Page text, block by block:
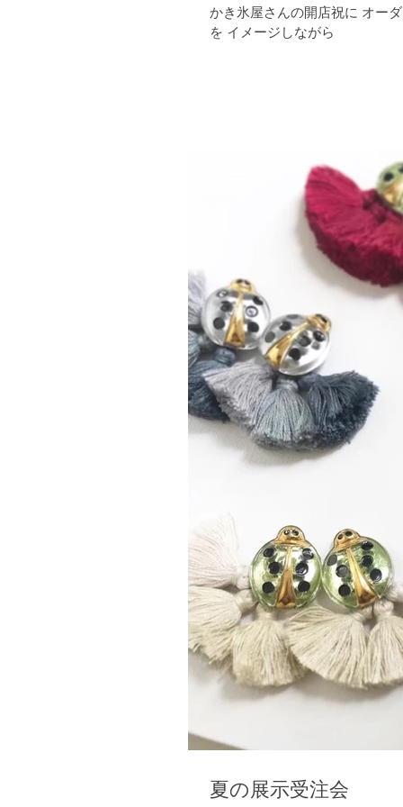
かき氷屋さんの開店祝に オーダーいただいた壁飾り かき氷のふわふわな山と キーンと冷たい食感
を イメージしながら
夏の展示受注会